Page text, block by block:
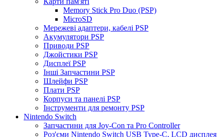
Memory Stick Pro Duo (PSP)
MicroSD
Мережеві адаптери, кабелі PSP
Акумулятори PSP
Приводи PSP
Джойстики PSP
Дисплеї PSP
Інші Запчастини PSP
Шлейфи PSP
Плати PSP
Корпуси та панелі PSP
Інструменти для ремонту PSP
Nintendo Switch
Запчастини для Joy-Con та Pro Controller
Роз'єми Nintendo Switch USB Type-C, LCD дисплея